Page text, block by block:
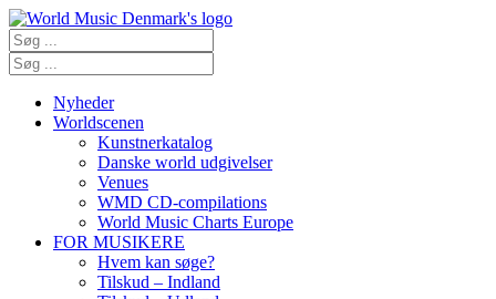
Nyheder
Worldscenen
Kunstnerkatalog
Danske world udgivelser
Venues
WMD CD-compilations
World Music Charts Europe
FOR MUSIKERE
Hvem kan søge?
Tilskud – Indland